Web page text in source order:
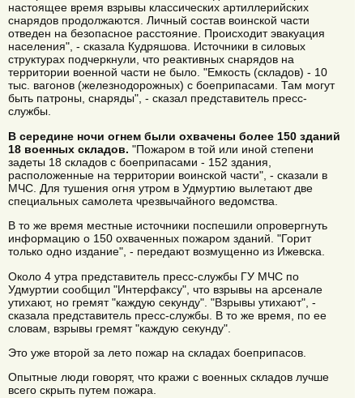
настоящее время взрывы классических артиллерийских
снарядов продолжаются. Личный состав воинской части
отведен на безопасное расстояние. Происходит эвакуация
населения", - сказала Кудряшова. Источники в силовых
структурах подчеркнули, что реактивных снарядов на
территории военной части не было. "Емкость (складов) - 10
тыс. вагонов (железнодорожных) с боеприпасами. Там могут
быть патроны, снаряды", - сказал представитель пресс-
службы.
В середине ночи огнем были охвачены более 150 зданий
18 военных складов. "Пожаром в той или иной степени
задеты 18 складов с боеприпасами - 152 здания,
расположенные на территории воинской части", - сказали в
МЧС. Для тушения огня утром в Удмуртию вылетают две
специальных самолета чрезвычайного ведомства.
В то же время местные источники поспешили опровергнуть
информацию о 150 охваченных пожаром зданий. "Горит
только одно издание", - передают возмущенно из Ижевска.
Около 4 утра представитель пресс-службы ГУ МЧС по
Удмуртии сообщил "Интерфаксу", что взрывы на арсенале
утихают, но гремят "каждую секунду". "Взрывы утихают", -
сказала представитель пресс-службы. В то же время, по ее
словам, взрывы гремят "каждую секунду".
Это уже второй за лето пожар на складах боеприпасов.
Опытные люди говорят, что кражи с военных складов лучше
всего скрыть путем пожара.